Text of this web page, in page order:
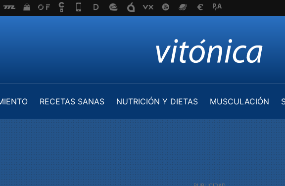
RECETAS SANAS NUTRICIÓN Y DIETAS MUSCULACIÓN